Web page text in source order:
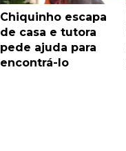
Chiquinho escapa
de casa e tutora
pede ajuda para
encontrá-lo